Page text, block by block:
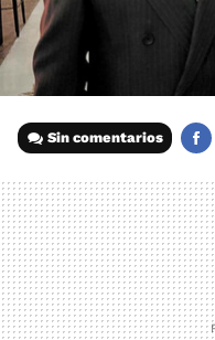
Sin comentarios